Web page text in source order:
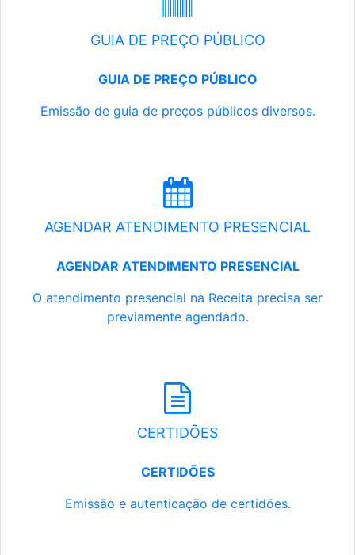
GUIA DE PREÇO PÚBLICO
GUIA DE PREÇO PÚBLICO
Emissão de guia de preços públicos diversos.
AGENDAR ATENDIMENTO PRESENCIAL
AGENDAR ATENDIMENTO PRESENCIAL
O atendimento presencial na Receita precisa ser
previamente agendado.
CERTIDÕES
CERTIDÕES
Emissão e autenticação de certidões.